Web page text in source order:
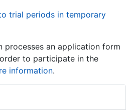
trial periods in temporary
processes an application form
to participate in the
information.